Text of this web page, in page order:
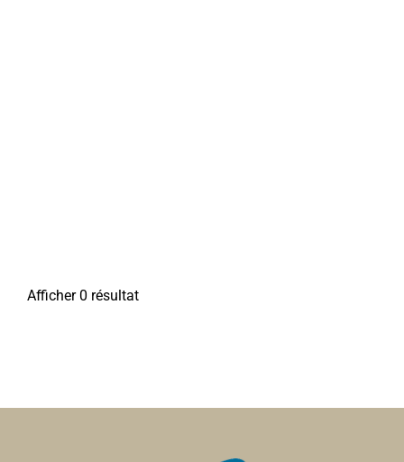
Afficher 0 résultat